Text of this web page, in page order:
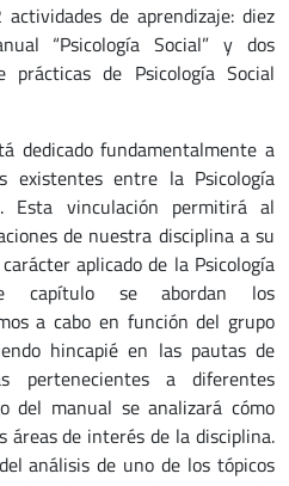
de aprendizaje: diez
“Psicología Social” y dos
prácticas de Psicología Social
dedicado fundamentalmente a
existentes entre la Psicología
Esta vinculación permitirá al
de nuestra disciplina a su
aplicado de la Psicología
capítulo se abordan los
a cabo en función del grupo
hincapié en las pautas de
pertenecientes a diferentes
del manual se analizará cómo
de interés de la disciplina.
análisis de uno de los tópicos